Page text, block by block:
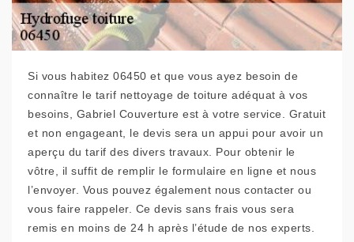
Si vous habitez 06450 et que vous ayez besoin de
connaître le tarif nettoyage de toiture adéquat à vos
besoins, Gabriel Couverture est à votre service. Gratuit
et non engageant, le devis sera un appui pour avoir un
aperçu du tarif des divers travaux. Pour obtenir le
vôtre, il suffit de remplir le formulaire en ligne et nous
l’envoyer. Vous pouvez également nous contacter ou
vous faire rappeler. Ce devis sans frais vous sera
remis en moins de 24 h après l’étude de nos experts.